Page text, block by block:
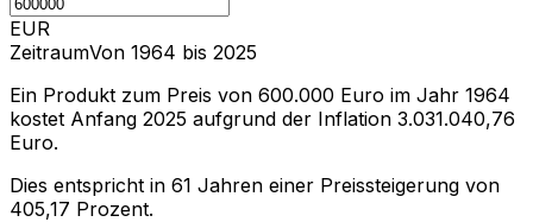
EUR
ZeitraumVon 1964 bis 2025
Ein Produkt zum Preis von 600.000 Euro im Jahr 1964
kostet Anfang 2025 aufgrund der Inflation 3.031.040,76
Euro.
Dies entspricht in 61 Jahren einer Preissteigerung von
405,17 Prozent.